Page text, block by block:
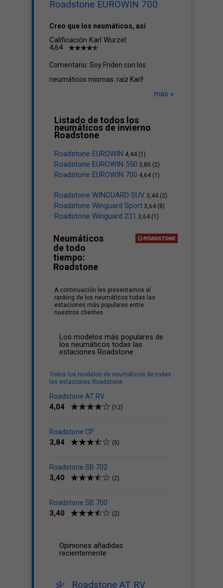
Roadstone EUROWIN 700
Creo que los neumáticos, así
Calificación Karl Wurzel:
4,64
Comentario: Soy Friden con los
neumáticos mismas. raíz Karl!
más »
Listado de todos los
neumáticos de invierno
Roadstone
Roadstone EUROWIN 4,44 (1)
Roadstone EUROWIN 550 3,80 (2)
Roadstone EUROWIN 700 4,64 (1)
Roadstone WINGUARD SUV 3,44 (2)
Roadstone Winguard Sport 3,64 (8)
Roadstone Winguard 231 3,64 (1)
Neumáticos
de todo
tiempo:
Roadstone
A continuación les presentamos el
ranking de los neumáticos todas las
estaciones más populares entre
nuestros clientes
Los modelos más populares de
los neumáticos todas las
estaciones Roadstone
Todos los modelos de neumáticos de todas
las estaciones Roadstone
Roadstone AT RV
4,04 (12)
Roadstone CP
3,84 (5)
Roadstone SB 702
3,40 (2)
Roadstone SB 700
3,40 (2)
Opiniones añadidas
recientemente
Roadstone AT RV